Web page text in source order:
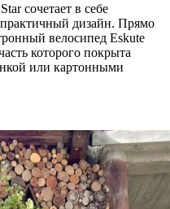
сочетает в себе
дизайн. Прямо
велосипед Eskute
которого покрыта
или картонными